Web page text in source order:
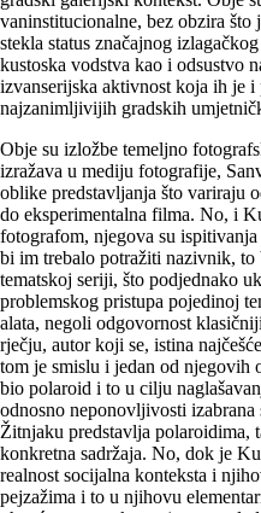
vaninstitucionalne, bez obzira
stekla status značajnog
kustoska vodstva kao i odsustvo
izvanserijska aktivnost koja ih je i
najzanimljivijih gradskih
Obje su izložbe temeljno
izražava u mediju fotografije,
oblike predstavljanja što variraju
do eksperimentalna filma. No, i
fotografom, njegova su
bi im trebalo potražiti nazivnik,
tematskoj seriji, što podjednako
problemskog pristupa pojedinoj
alata, negoli odgovornost
rječju, autor koji se, istina
tom je smislu i jedan od njegovih
bio polaroid i to u cilju
odnosno neponovljivosti izabrana
Žitnjaku predstavlja polaroidima,
konkretna sadržaja. No, dok je
realnost socijalna konteksta i
pejzažima i to u njihovu